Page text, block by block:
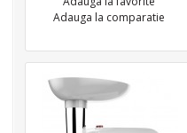
Adauga la comparatie